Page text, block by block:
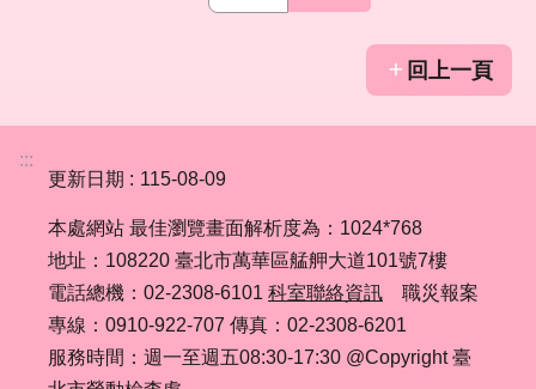
回上一頁
:::
更新日期
115-08-09
本處網站 最佳瀏覽畫面解析度為：1024*768
地址：108220 臺北市萬華區艋舺大道101號7樓
電話總機：02-2308-6101 科室聯絡資訊 職災報案
專線：0910-922-707 傳真：02-2308-6201
服務時間：週一至週五08:30-17:30 @Copyright 臺